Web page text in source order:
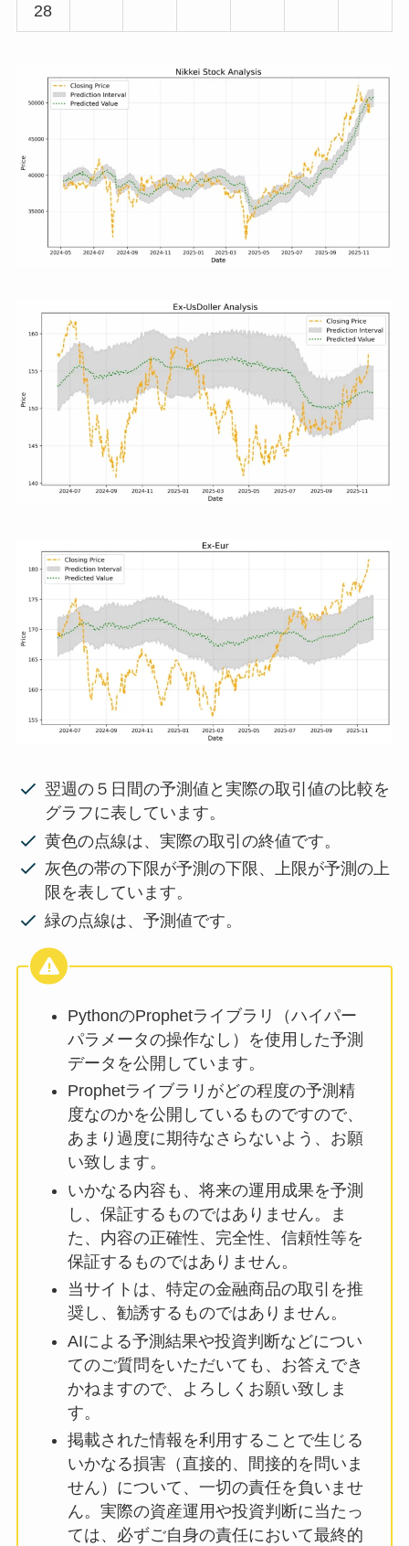
28
翌週の５日間の予測値と実際の取引値の比較を
グラフに表しています。
黄色の点線は、実際の取引の終値です。
灰色の帯の下限が予測の下限、上限が予測の上
限を表しています。
緑の点線は、予測値です。
PythonのProphetライブラリ（ハイパー
パラメータの操作なし）を使用した予測
データを公開しています。
Prophetライブラリがどの程度の予測精
度なのかを公開しているものですので、
あまり過度に期待なさらないよう、お願
い致します。
いかなる内容も、将来の運用成果を予測
し、保証するものではありません。ま
た、内容の正確性、完全性、信頼性等を
保証するものではありません。
当サイトは、特定の金融商品の取引を推
奨し、勧誘するものではありません。
AIによる予測結果や投資判断などについ
てのご質問をいただいても、お答えでき
かねますので、よろしくお願い致しま
す。
掲載された情報を利用することで生じる
いかなる損害（直接的、間接的を問いま
せん）について、一切の責任を負いませ
ん。実際の資産運用や投資判断に当たっ
ては、必ずご自身の責任において最終的